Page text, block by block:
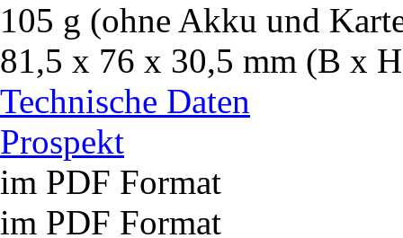
105 g (ohne Akku und
81,5 x 76 x 30,5 mm (B x
Technische Daten
Prospekt
im PDF Format
im PDF Format